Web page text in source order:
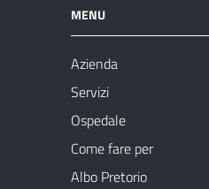
MENU
Azienda
Servizi
Ospedale
Come fare per
Albo Pretorio